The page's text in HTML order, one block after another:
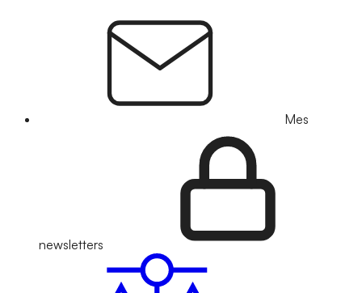
Mes
newsletters